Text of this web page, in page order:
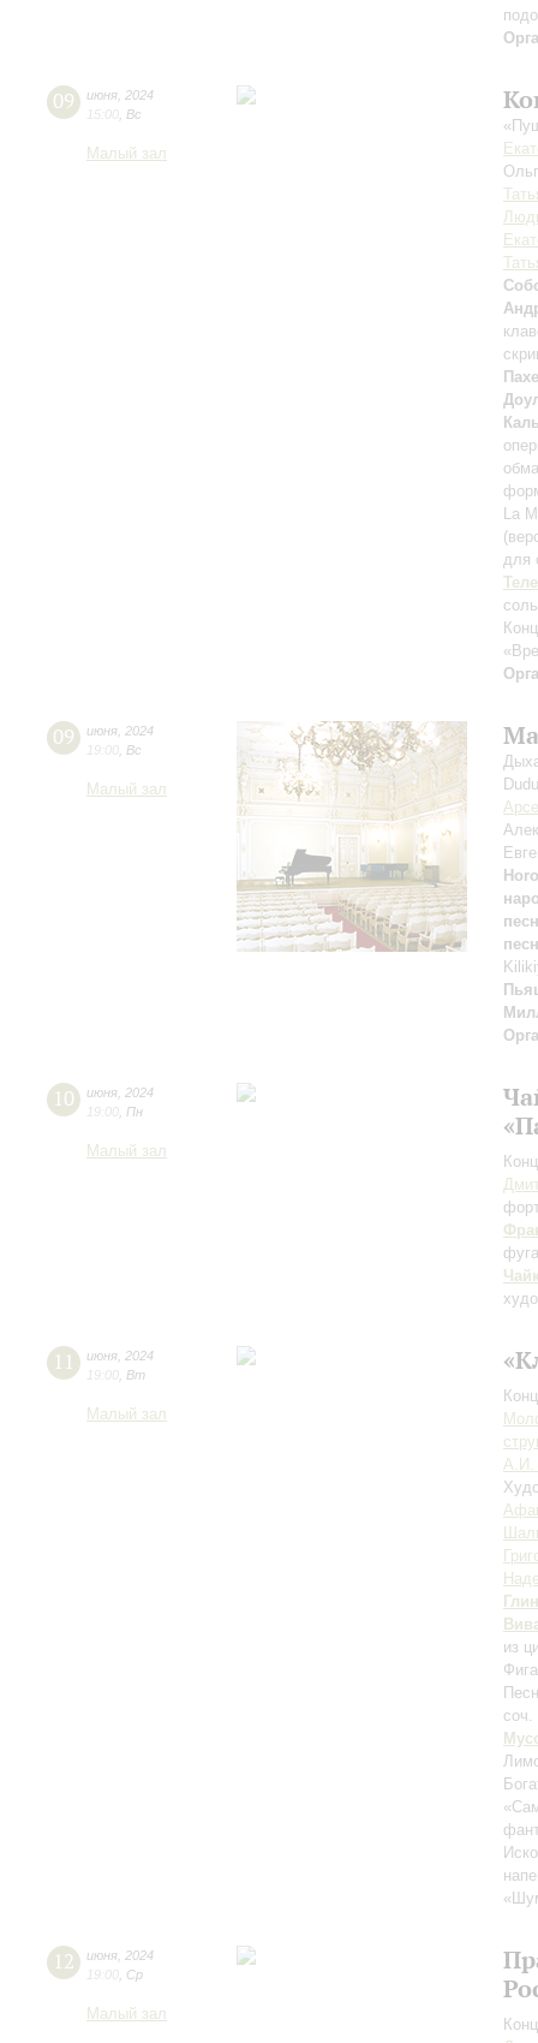
09 июня 2024
15:00 Вс
Малый зал
La
для
09 июня 2024
19:00 Вс
Малый зал
10 июня 2024
19:00 Пн
Малый зал
11 июня 2024
19:00 Вт
Малый зал
А.И.
из
12 июня 2024
19:00 Ср
Малый зал